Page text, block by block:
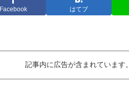
Facebook はてブ
記事内に広告が含まれています。